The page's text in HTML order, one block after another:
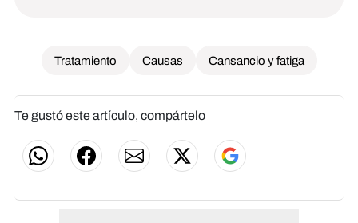
Tratamiento Causas Cansancio y fatiga
Te gustó este artículo, compártelo